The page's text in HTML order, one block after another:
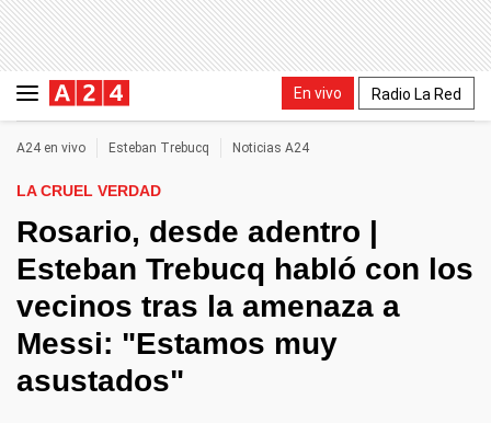
En vivo Radio La Red
A24 en vivo Esteban Trebucq Noticias A24
LA CRUEL VERDAD
Rosario, desde adentro |
Esteban Trebucq habló con los
vecinos tras la amenaza a
Messi: "Estamos muy
asustados"